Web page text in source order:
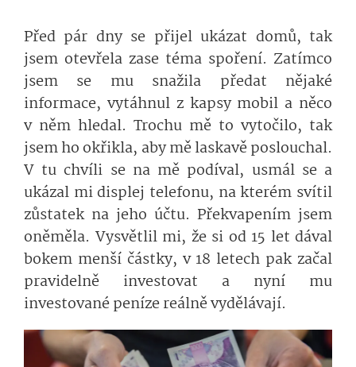
Před pár dny se přijel ukázat domů, tak
jsem otevřela zase téma spoření. Zatímco
jsem se mu snažila předat nějaké
informace, vytáhnul z kapsy mobil a něco
v něm hledal. Trochu mě to vytočilo, tak
jsem ho okřikla, aby mě laskavě poslouchal.
V tu chvíli se na mě podíval, usmál se a
ukázal mi displej telefonu, na kterém svítil
zůstatek na jeho účtu. Překvapením jsem
oněměla. Vysvětlil mi, že si od 15 let dával
bokem menší částky, v 18 letech pak začal
pravidelně investovat a nyní mu
investované peníze reálně vydělávají.